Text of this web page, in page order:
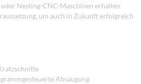
Nesting-CNC-Maschinen erhalten
um auch in Zukunft erfolgreich
Absaugung